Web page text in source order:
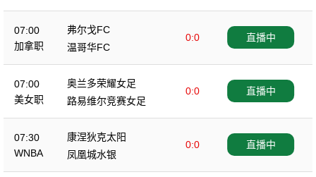
07:00
加拿职
弗尔戈FC
0:0
温哥华FC
直播中
07:00
美女职
奥兰多荣耀女足
0:0
路易维尔竞赛女足
直播中
07:30
WNBA
康涅狄克太阳
0:0
凤凰城水银
直播中